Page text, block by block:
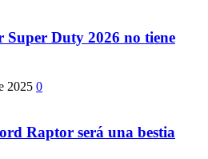
Duty 2026 no tiene
2025 0
Raptor será una bestia